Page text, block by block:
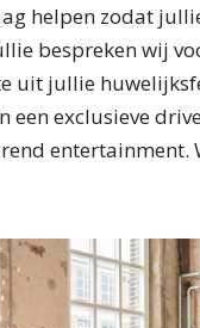
helpen zodat
bespreken wij
uit jullie
een exclusieve